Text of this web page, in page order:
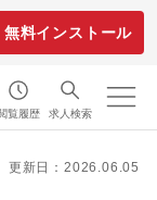
無料インストール
覧履歴 求人検索
更新日：2026.06.05